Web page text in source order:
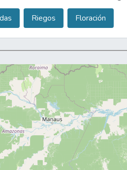
de palto, la cosecha,
Riegos Floración